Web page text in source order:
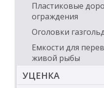
Пластиковые
ограждения
Оголовки
Емкости для
живой рыбы
УЦЕНКА